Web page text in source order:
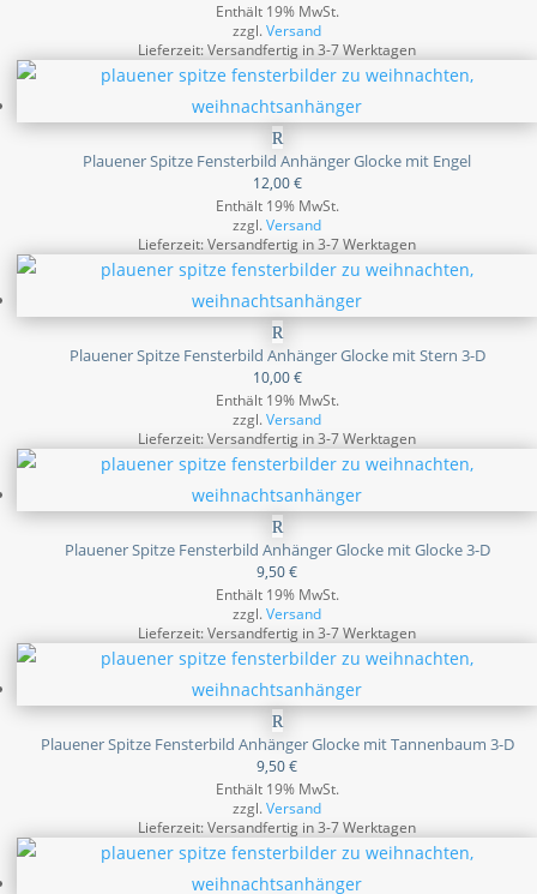
Enthält 19% MwSt.
zzgl.Versand
Lieferzeit: Versandfertig in 3-7 Werktagen
Plauener Spitze Fensterbild Anhänger Glocke mit Engel
12,00€
Enthält 19% MwSt.
zzgl.Versand
Lieferzeit: Versandfertig in 3-7 Werktagen
Plauener Spitze Fensterbild Anhänger Glocke mit Stern 3-D
10,00€
Enthält 19% MwSt.
zzgl.Versand
Lieferzeit: Versandfertig in 3-7 Werktagen
Plauener Spitze Fensterbild Anhänger Glocke mit Glocke 3-D
9,50€
Enthält 19% MwSt.
zzgl.Versand
Lieferzeit: Versandfertig in 3-7 Werktagen
Plauener Spitze Fensterbild Anhänger Glocke mit Tannenbaum 3-D
9,50€
Enthält 19% MwSt.
zzgl.Versand
Lieferzeit: Versandfertig in 3-7 Werktagen